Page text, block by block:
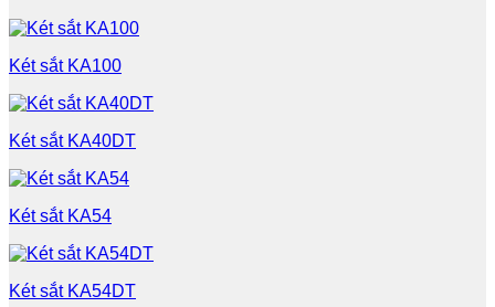
Két sắt KA100
Két sắt KA40DT
Két sắt KA54
Két sắt KA54DT